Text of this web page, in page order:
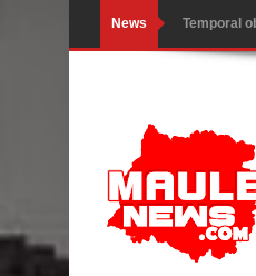
News Temporal
Miles
Alerta por